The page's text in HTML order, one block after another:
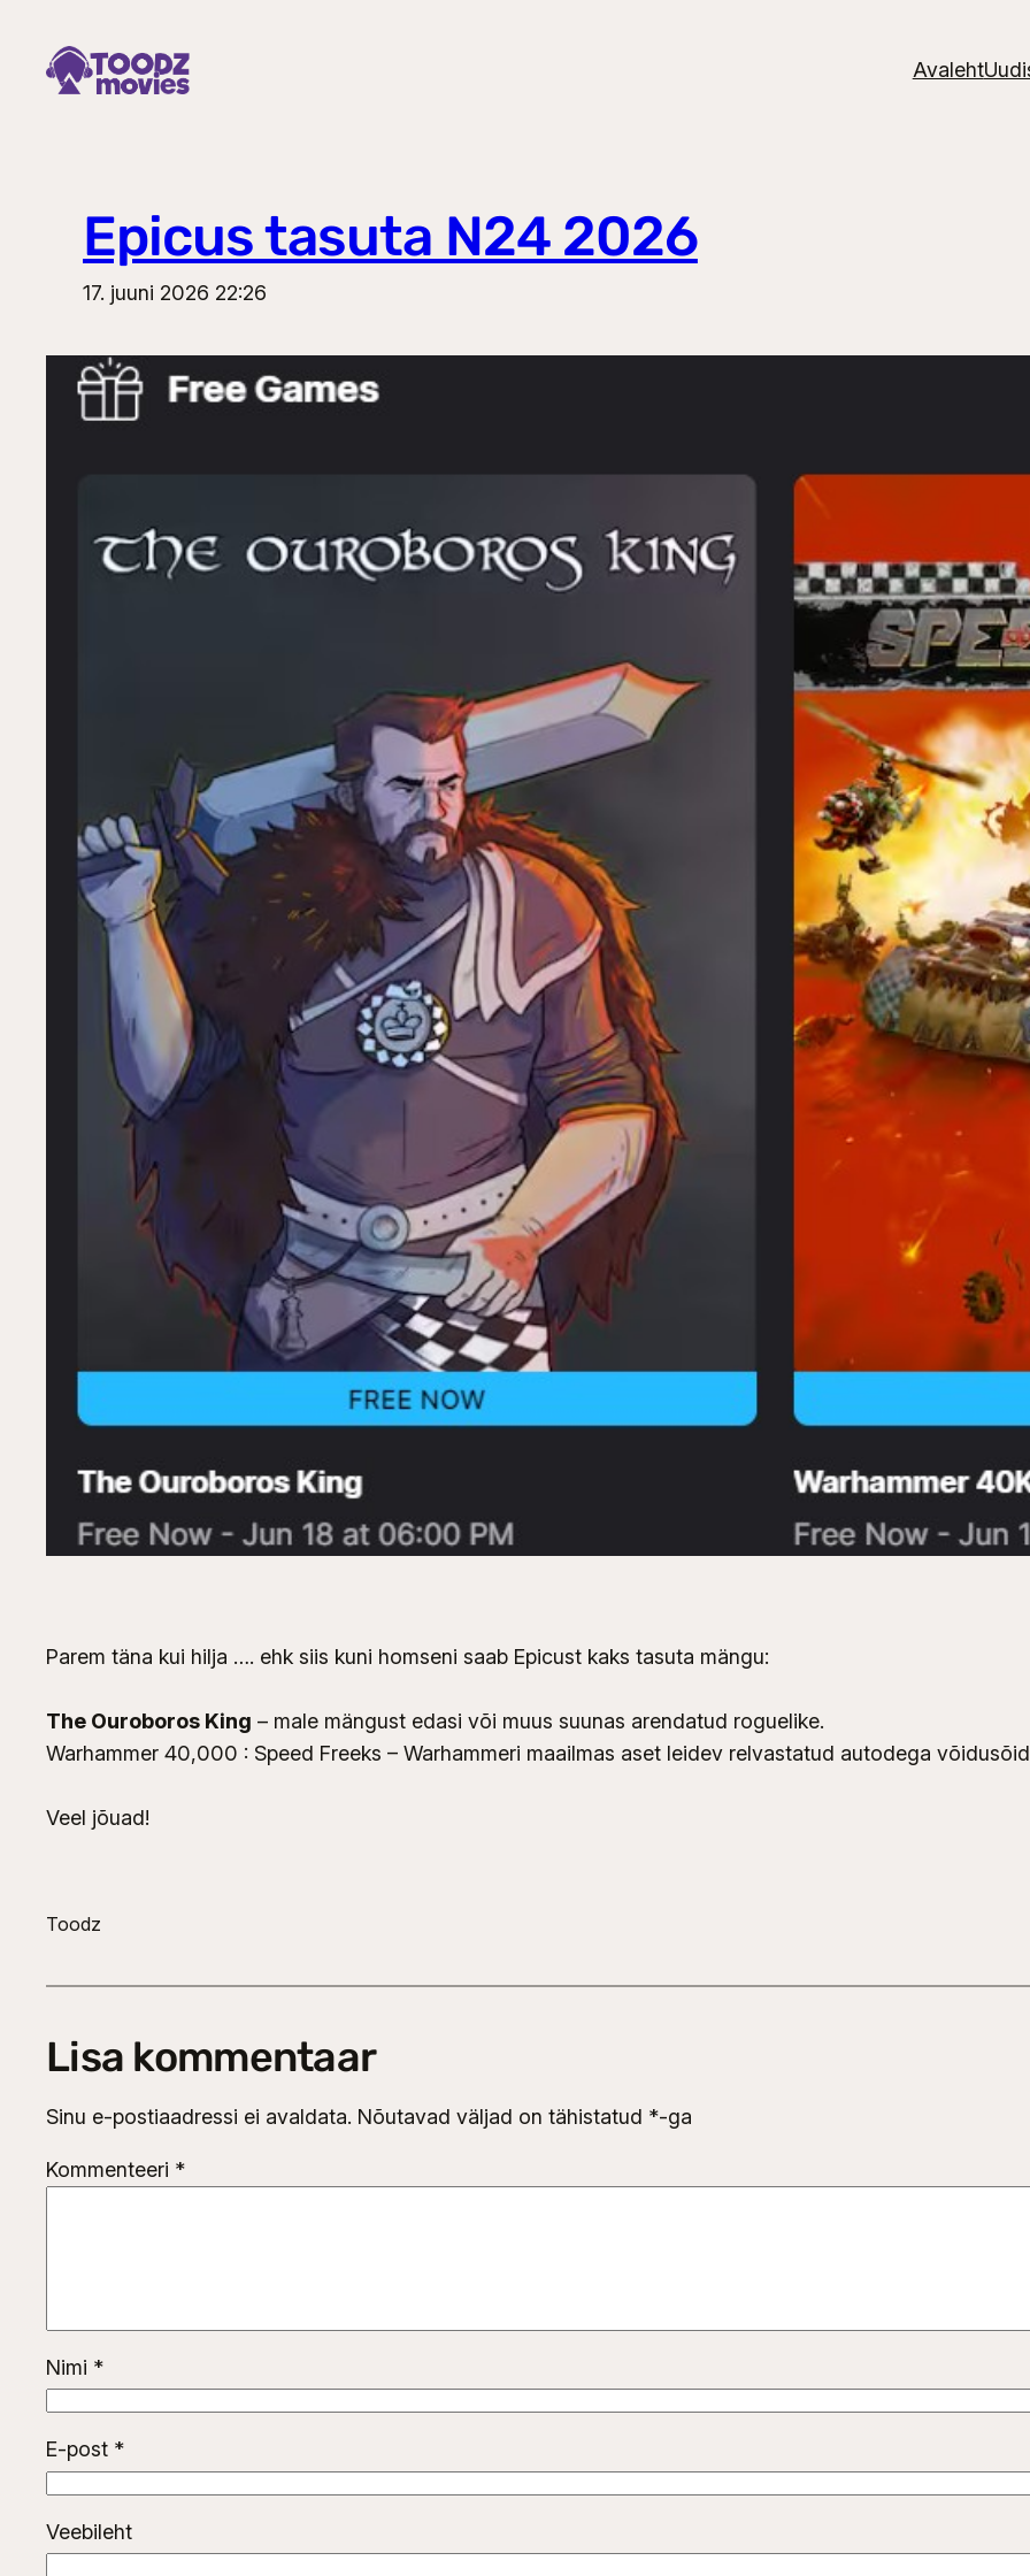
juurde
Avaleht
Epicus tasuta N24 2026
17. juuni 2026 22:26
Parem täna kui hilja …. ehk siis kuni homseni saab Epicust kaks tasuta mängu:
The Ouroboros King – male mängust edasi või muus suunas arendatud roguelike.
Warhammer 40,000 : Speed Freeks – Warhammeri maailmas aset leidev relvastatud autodega
Veel jõuad!
Toodz
Lisa kommentaar
Sinu e-postiaadressi ei avaldata. Nõutavad väljad on tähistatud *-ga
Kommenteeri *
Nimi *
E-post *
Veebileht